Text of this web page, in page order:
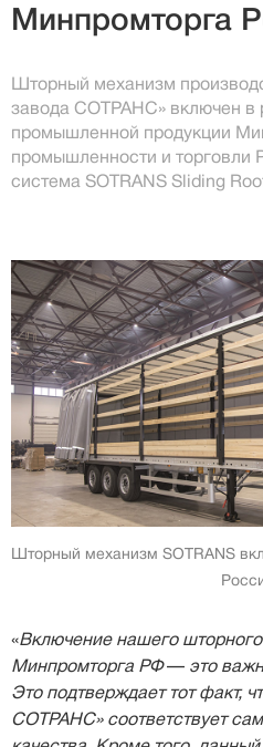
Минпромторга
Шторный механизм
завода СОТРАНС» включен в
промышленной продукции
промышленности и торговли
система SOTRANS Sliding
Шторный механизм SOTRANS
«Включение нашего
Минпромторга РФ— это
Это подтверждает тот факт,
СОТРАНС» соответствует